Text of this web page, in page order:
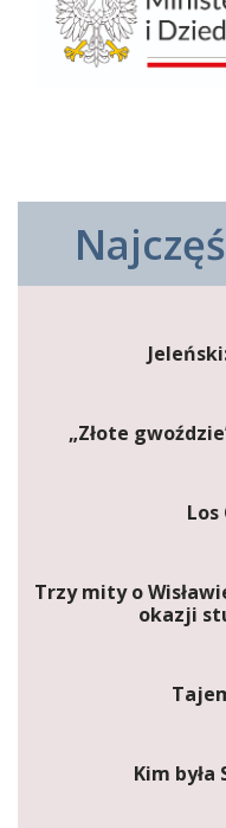
„Złote
Los
Trzy mity o
okazji
Kim